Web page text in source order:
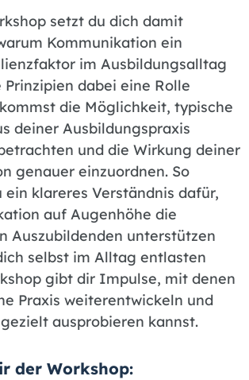
setzt du dich damit
Kommunikation ein
im Ausbildungsalltag
dabei eine Rolle
die Möglichkeit, typische
deiner Ausbildungspraxis
und die Wirkung deiner
genauer einzuordnen. So
klareres Verständnis dafür,
auf Augenhöhe die
Auszubildenden unterstützen
selbst im Alltag entlasten
gibt dir Impulse, mit denen
Praxis weiterentwickeln und
ausprobieren kannst.
der Workshop: